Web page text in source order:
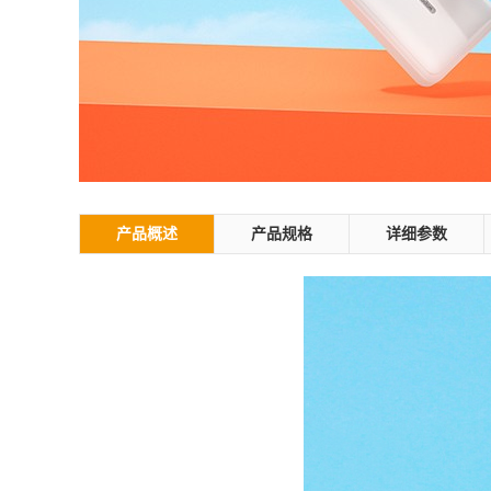
产品概述 产品规格 详细参数